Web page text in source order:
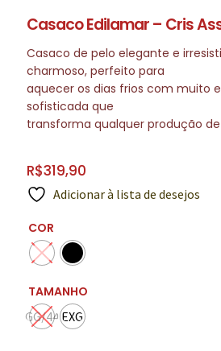
Casaco Edilamar – Cris
Casaco de pelo elegante e
charmoso, perfeito para
aquecer os dias frios com muito
sofisticada que
transforma qualquer produção
R$319,90
Adicionar à lista de desejos
COR
TAMANHO
GG/44 EXG